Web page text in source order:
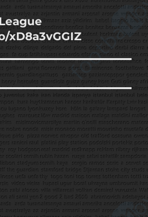
xD8a3vGGIZ